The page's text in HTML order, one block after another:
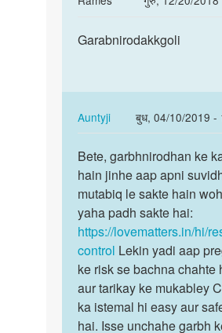
to
h
m
v
pragent
by
Anonymous
Garabnirodakkgoli
Garabnirodakkgoli
Auntyji
बुध, 04/10/2019 -
In
reply
to
Garabnirodakkgoli
by
Rames
Bete,
garbhnirodhan
ke
kai…
Bete, garbhnirodhan ke
hain jinhe aap apni
mutabiq le sakte hain
yaha padh sakte hai:
https://lovematters.in/hi/
control Lekin yadi aap
ke risk se bachna chahte
aur tarikay ke mukabley
ka istemal hi easy aur
hai. Isse unchahe garbh